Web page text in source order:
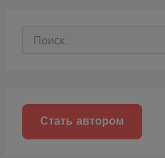
Стать автором